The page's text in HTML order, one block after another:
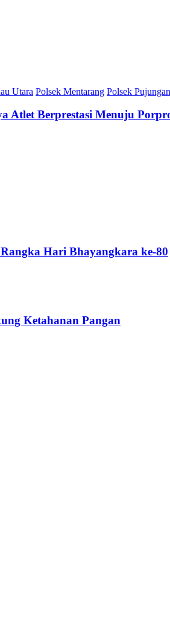
Utara Polsek Mentarang Polsek Pujungan
Atlet Berprestasi Menuju
Hari Bhayangkara ke-80
Ketahanan Pangan